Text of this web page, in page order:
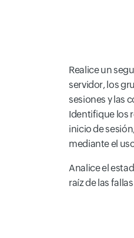
Realice un
servidor, los
sesiones y las
Identifique los
inicio de
mediante el
Analice el
raíz de las